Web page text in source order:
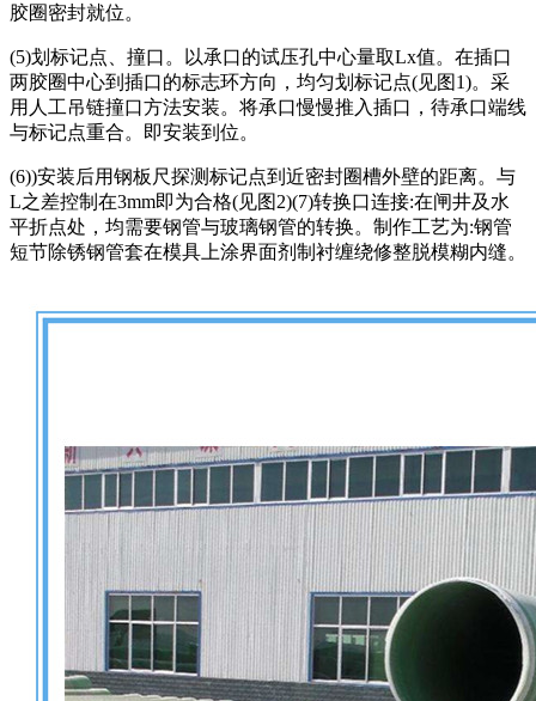
胶圈密封就位。
(5)划标记点、撞口。以承口的试压孔中心量取Lx值。在插口
两胶圈中心到插口的标志环方向，均匀划标记点(见图1)。采
用人工吊链撞口方法安装。将承口慢慢推入插口，待承口端线
与标记点重合。即安装到位。
(6))安装后用钢板尺探测标记点到近密封圈槽外壁的距离。与
L之差控制在3mm即为合格(见图2)(7)转换口连接:在闸井及水
平折点处，均需要钢管与玻璃钢管的转换。制作工艺为:钢管
短节除锈钢管套在模具上涂界面剂制衬缠绕修整脱模糊内缝。